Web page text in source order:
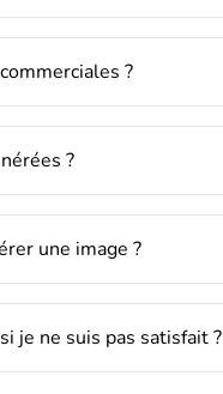
?
?
une image ?
je ne suis pas satisfait ?